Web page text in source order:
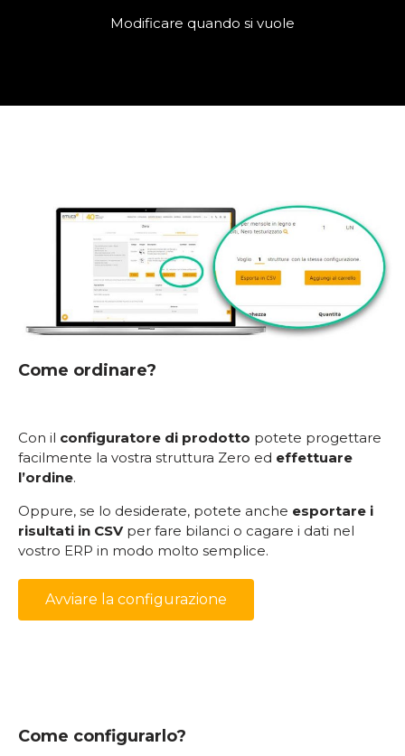
Modificare quando si vuole
Come ordinare?
Con il configuratore di prodotto potete progettare
facilmente la vostra struttura Zero ed effettuare
l’ordine.
Oppure, se lo desiderate, potete anche esportare i
risultati in CSVper fare bilanci o cagare i dati nel
vostro ERP in modo molto semplice.
Avviare la configurazione
Come configurarlo?